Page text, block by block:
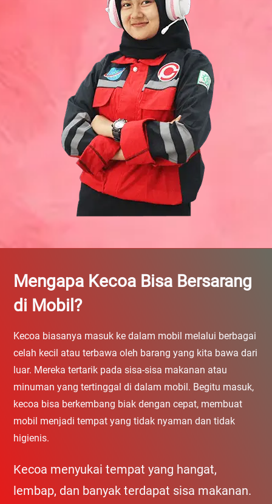
Mengapa Kecoa Bisa Bersarang
di Mobil?
Kecoa biasanya masuk ke dalam mobil melalui berbagai
celah kecil atau terbawa oleh barang yang kita bawa dari
luar. Mereka tertarik pada sisa-sisa makanan atau
minuman yang tertinggal di dalam mobil. Begitu masuk,
kecoa bisa berkembang biak dengan cepat, membuat
mobil menjadi tempat yang tidak nyaman dan tidak
higienis.
Kecoa menyukai tempat yang hangat,
lembap, dan banyak terdapat sisa makanan.